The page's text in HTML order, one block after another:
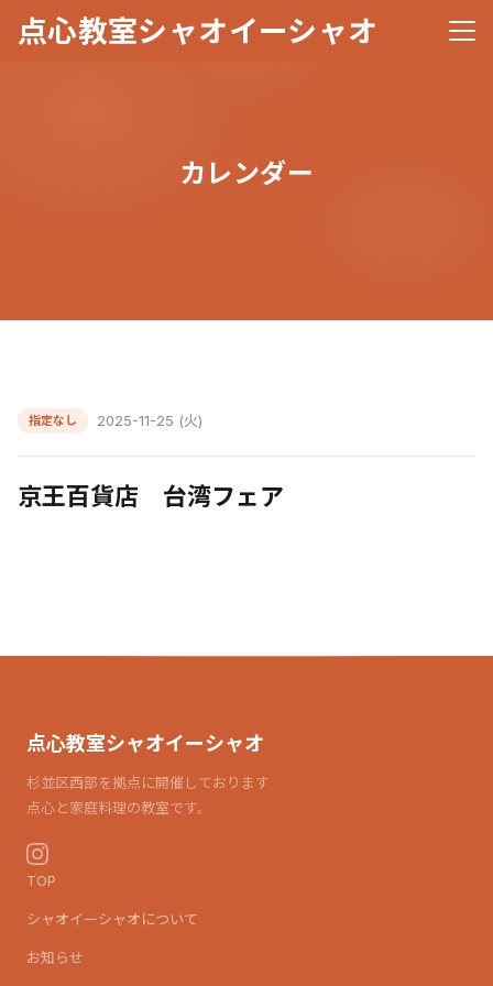
点心教室シャオイーシャオ メニ
カレンダー
指定なし 2025-11-25 (火)
京王百貨店 台湾フェア
点心教室シャオイーシャオ
杉並区西部を拠点に開催しております
点心と家庭料理の教室です。
TOP
シャオイーシャオについて
お知らせ